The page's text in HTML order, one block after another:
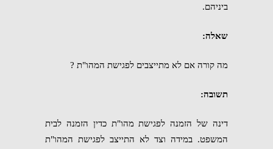
ביניהם.
שאלה:
מה קורה אם לא מתייצבים לפגישת המהו"ת ?
תשובה:
דינה של הזמנה לפגישת מהו"ת כדין הזמנה לבית
המשפט. במידה וצד לא התייצב לפגישת המהו"ת